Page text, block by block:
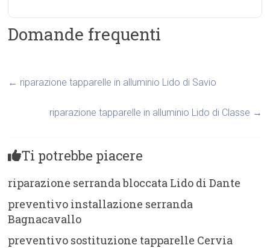
Domande frequenti
← riparazione tapparelle in alluminio Lido di Savio
riparazione tapparelle in alluminio Lido di Classe →
Ti potrebbe piacere
riparazione serranda bloccata Lido di Dante
preventivo installazione serranda
Bagnacavallo
preventivo sostituzione tapparelle Cervia